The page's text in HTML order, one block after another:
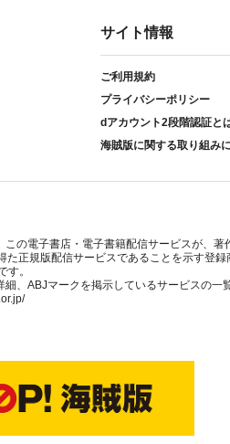
サイト情報
ご利用規約
プライバシーポリシー
dアカウント2段階認証と
海賊版に関する取り組み
この電子書店・電子書籍配信サービスが、著
た正規版配信サービスであることを示す登
す。
細、ABJマークを掲示しているサービスの一